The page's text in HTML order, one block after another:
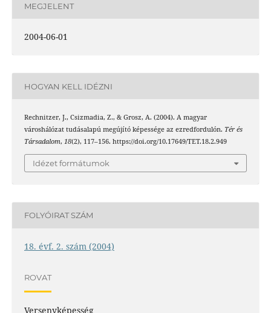
MEGJELENT
2004-06-01
HOGYAN KELL IDÉZNI
Rechnitzer, J., Csizmadia, Z., & Grosz, A. (2004). A magyar
városhálózat tudásalapú megújító képessége az ezredfordulón. Tér és
Társadalom, 18(2), 117–156. https://doi.org/10.17649/TET.18.2.949
Idézet formátumok
FOLYÓIRAT SZÁM
18. évf. 2. szám (2004)
ROVAT
Versenyképesség